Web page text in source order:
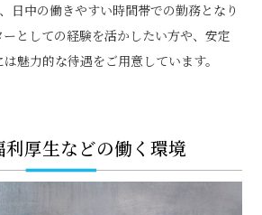
日中の働きやすい時間帯での勤務となり
としての経験を活かしたい方や、安定
魅力的な待遇をご用意しています。
厚生などの働く環境